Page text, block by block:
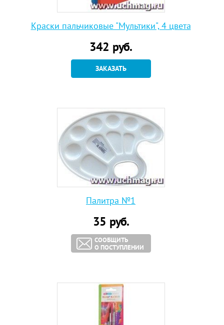
Краски пальчиковые "Мультики", 4 цвета
342 руб.
ЗАКАЗАТЬ
Палитра №1
35 руб.
СООБЩИТЬ
О ПОСТУПЛЕНИИ